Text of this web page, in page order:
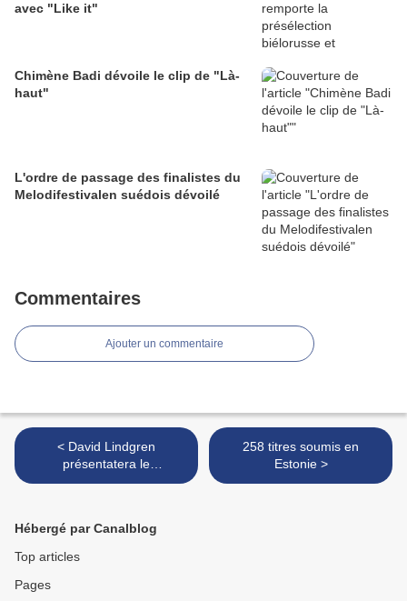
avec "Like it"
Chimène Badi dévoile le clip de "Là-
haut"
L'ordre de passage des finalistes du
Melodifestivalen suédois dévoilé
Commentaires
Ajouter un commentaire
< David Lindgren
présentatera le
Melodifestivalen 2018
258 titres soumis en
Estonie >
Hébergé par Canalblog
Top articles
Pages